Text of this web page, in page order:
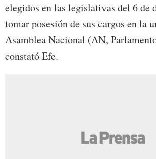
elegidos en las legislativas del 6 de
tomar posesión de sus cargos en la
Asamblea Nacional (AN,
constató Efe.